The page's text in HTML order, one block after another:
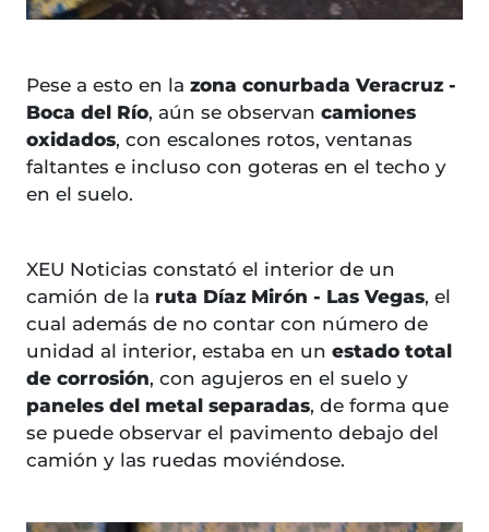
Pese a esto en la zona conurbada Veracruz -
Boca del Río, aún se observan camiones
oxidados, con escalones rotos, ventanas
faltantes e incluso con goteras en el techo y
en el suelo.
XEU Noticias constató el interior de un
camión de la ruta Díaz Mirón - Las Vegas, el
cual además de no contar con número de
unidad al interior, estaba en un estado total
de corrosión, con agujeros en el suelo y
paneles del metal separadas, de forma que
se puede observar el pavimento debajo del
camión y las ruedas moviéndose.